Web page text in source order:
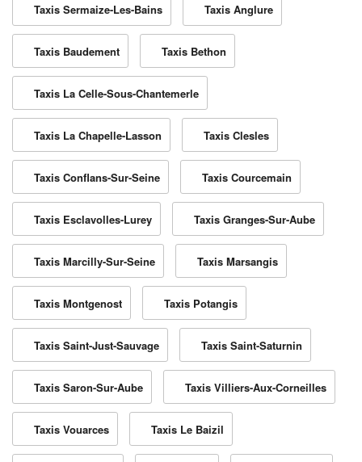
Taxis Sermaize-Les-Bains Taxis Anglure
Taxis Baudement Taxis Bethon
Taxis La Celle-Sous-Chantemerle
Taxis La Chapelle-Lasson Taxis Clesles
Taxis Conflans-Sur-Seine Taxis Courcemain
Taxis Esclavolles-Lurey Taxis Granges-Sur-Aube
Taxis Marcilly-Sur-Seine Taxis Marsangis
Taxis Montgenost Taxis Potangis
Taxis Saint-Just-Sauvage Taxis Saint-Saturnin
Taxis Saron-Sur-Aube Taxis Villiers-Aux-Corneilles
Taxis Vouarces Taxis Le Baizil